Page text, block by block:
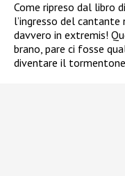
Come ripreso dal libro di
l’ingresso del
davvero in extremis!
brano, pare ci fosse
diventare il